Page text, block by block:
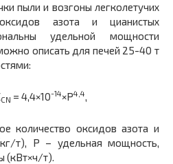
пыли и возгоны легколетучих
азота и цианистых
удельной мощности
описать для печей 25-40 т
CN = 4,4×10-14×Р4,4,
количество оксидов азота и
т), Р – удельная мощность,
(кВт×ч/т).